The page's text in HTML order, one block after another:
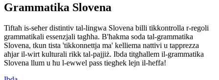
Grammatika Slovena
Tiftaħ is-seħer distintiv tal-lingwa Slovena billi tikkontrolla r-regoli
grammatikali essenzjali tagħha. B'ħakma soda tal-grammatika
Slovena, tkun tista 'tikkonnettja ma' kelliema nattivi u tapprezza
aħjar il-wirt kulturali rikk tal-pajjiż. Ibda titgħallem il-grammatika
Slovena llum u ħu l-ewwel pass tiegħek lejn il-ħeffa!